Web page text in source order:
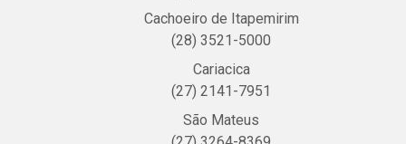
Cachoeiro de Itapemirim
(28) 3521-5000
Cariacica
(27) 2141-7951
São Mateus